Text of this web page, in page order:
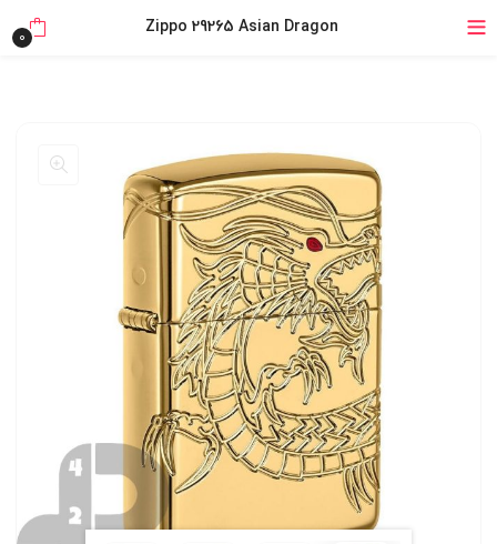
خرید قسطی با ترب‌پی
Zippo 29265 Asian Dragon
0